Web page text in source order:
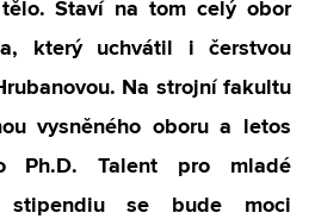
Staví na tom celý obor
který uchvátil i čerstvou
Na strojní fakultu
vysněného oboru a letos
Ph.D. Talent pro mladé
stipendiu se bude moci